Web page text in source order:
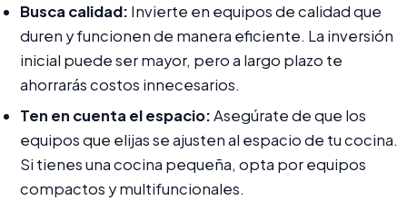
Busca calidad: Invierte en equipos de calidad que
duren y funcionen de manera eficiente. La inversión
inicial puede ser mayor, pero a largo plazo te
ahorrarás costos innecesarios.
Ten en cuenta el espacio:Asegúrate de que los
equipos que elijas se ajusten al espacio de tu cocina.
Si tienes una cocina pequeña, opta por equipos
compactos y multifuncionales.